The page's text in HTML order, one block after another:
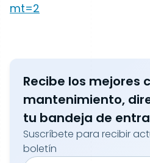
mt=2
Recibe los mejores
mantenimiento,
tu bandeja de
Suscríbete para recibir
boletín